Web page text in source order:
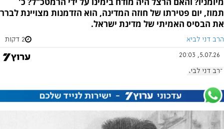
תמוז, יום פטירתו של חוזה המדינה, הוא הזדמנות מצויינת לברר
את הבסיס האמיתי של מדינת ישראל.
הרב דני לביא 2 דקות
5.07.26, 20:03
הרב דני לביא